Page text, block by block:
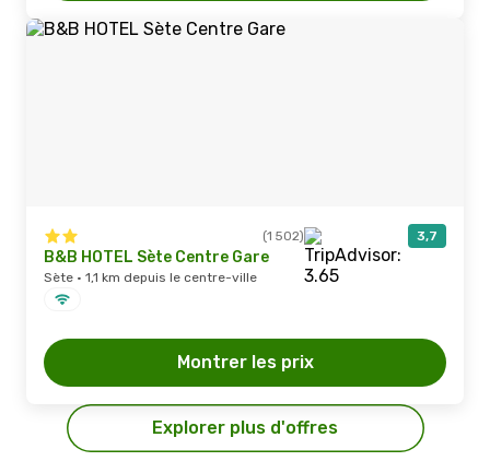
(1 502) 3,7
B&B HOTEL Sète Centre Gare
Sète · 1,1 km depuis le centre-ville
Montrer les prix
Explorer plus d'offres